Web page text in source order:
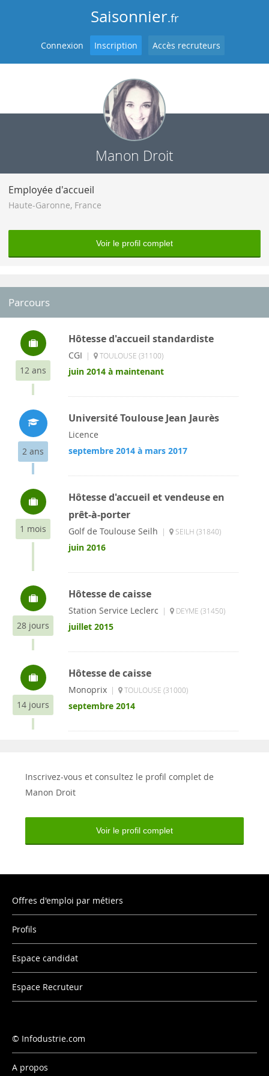
Saisonnier.fr
Connexion Inscription Accès recruteurs
Manon Droit
Employée d'accueil
Haute-Garonne, France
Voir le profil complet
Parcours
12 ans
Hôtesse d'accueil standardiste
CGI | TOULOUSE (31100)
juin 2014 à maintenant
2 ans
Université Toulouse Jean Jaurès
Licence
septembre 2014 à mars 2017
1 mois
Hôtesse d'accueil et vendeuse en
prêt-à-porter
Golf de Toulouse Seilh | SEILH (31840)
juin 2016
28 jours
Hôtesse de caisse
Station Service Leclerc | DEYME (31450)
juillet 2015
14 jours
Hôtesse de caisse
Monoprix | TOULOUSE (31000)
septembre 2014
Inscrivez-vous et consultez le profil complet de
Manon Droit
Voir le profil complet
Offres d'emploi par métiers
Profils
Espace candidat
Espace Recruteur
Infodustrie.com
A propos